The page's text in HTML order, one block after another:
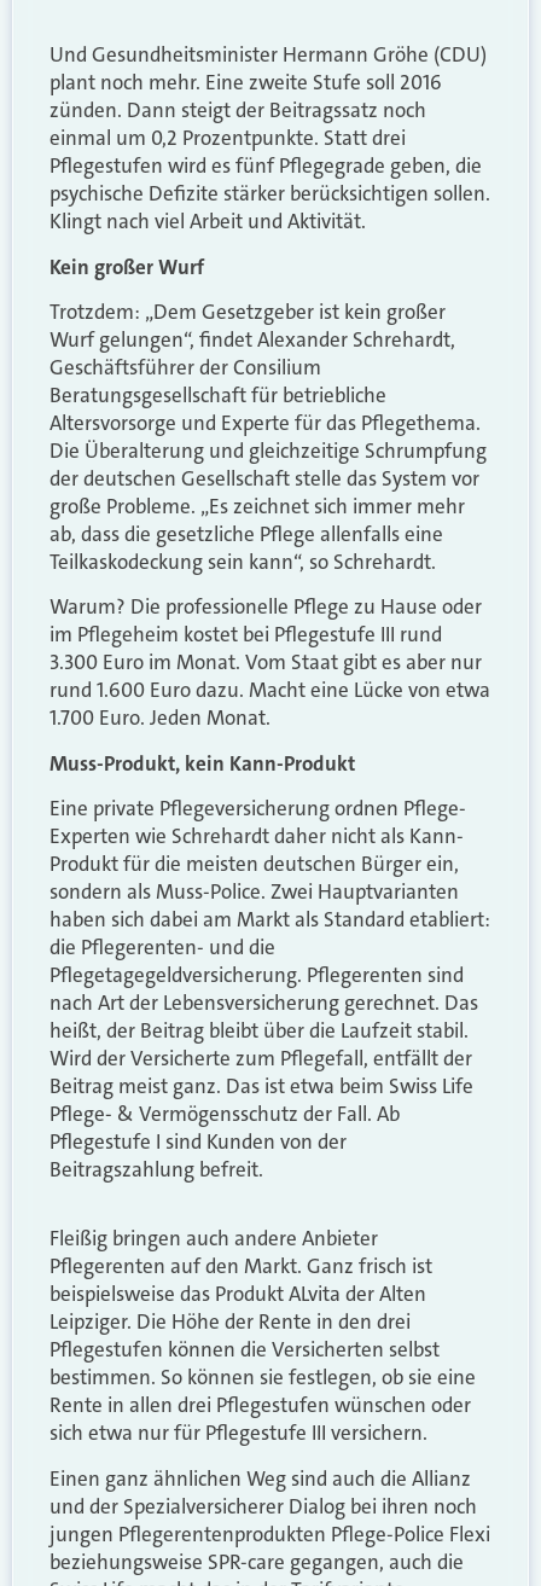
Und Gesundheitsminister Hermann Gröhe (CDU)
plant noch mehr. Eine zweite Stufe soll 2016
zünden. Dann steigt der Beitragssatz noch
einmal um 0,2 Prozentpunkte. Statt drei
Pflegestufen wird es fünf Pflegegrade geben, die
psychische Defizite stärker berücksichtigen sollen.
Klingt nach viel Arbeit und Aktivität.
Kein großer Wurf
Trotzdem: „Dem Gesetzgeber ist kein großer
Wurf gelungen“, findet Alexander Schrehardt,
Geschäftsführer der Consilium
Beratungsgesellschaft für betriebliche
Altersvorsorge und Experte für das Pflegethema.
Die Überalterung und gleichzeitige Schrumpfung
der deutschen Gesellschaft stelle das System vor
große Probleme. „Es zeichnet sich immer mehr
ab, dass die gesetzliche Pflege allenfalls eine
Teilkaskodeckung sein kann“, so Schrehardt.
Warum? Die professionelle Pflege zu Hause oder
im Pflegeheim kostet bei Pflegestufe III rund
3.300 Euro im Monat. Vom Staat gibt es aber nur
rund 1.600 Euro dazu. Macht eine Lücke von etwa
1.700 Euro. Jeden Monat.
Muss-Produkt, kein Kann-Produkt
Eine private Pflegeversicherung ordnen Pflege-
Experten wie Schrehardt daher nicht als Kann-
Produkt für die meisten deutschen Bürger ein,
sondern als Muss-Police. Zwei Hauptvarianten
haben sich dabei am Markt als Standard etabliert:
die Pflegerenten- und die
Pflegetagegeldversicherung. Pflegerenten sind
nach Art der Lebensversicherung gerechnet. Das
heißt, der Beitrag bleibt über die Laufzeit stabil.
Wird der Versicherte zum Pflegefall, entfällt der
Beitrag meist ganz. Das ist etwa beim Swiss Life
Pflege- & Vermögensschutz der Fall. Ab
Pflegestufe I sind Kunden von der
Beitragszahlung befreit.
Fleißig bringen auch andere Anbieter
Pflegerenten auf den Markt. Ganz frisch ist
beispielsweise das Produkt ALvita der Alten
Leipziger. Die Höhe der Rente in den drei
Pflegestufen können die Versicherten selbst
bestimmen. So können sie festlegen, ob sie eine
Rente in allen drei Pflegestufen wünschen oder
sich etwa nur für Pflegestufe III versichern.
Einen ganz ähnlichen Weg sind auch die Allianz
und der Spezialversicherer Dialog bei ihren noch
jungen Pflegerentenprodukten Pflege-Police Flexi
beziehungsweise SPR-care gegangen, auch die